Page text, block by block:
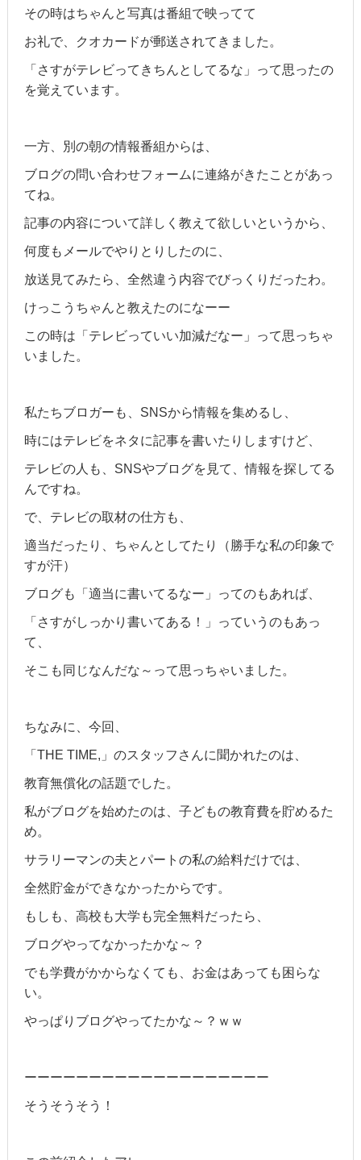
その時はちゃんと写真は番組で映ってて
お礼で、クオカードが郵送されてきました。
「さすがテレビってきちんとしてるな」って思ったの
を覚えています。
一方、別の朝の情報番組からは、
ブログの問い合わせフォームに連絡がきたことがあっ
てね。
記事の内容について詳しく教えて欲しいというから、
何度もメールでやりとりしたのに、
放送見てみたら、全然違う内容でびっくりだったわ。
けっこうちゃんと教えたのになーー
この時は「テレビっていい加減だなー」って思っちゃ
いました。
私たちブロガーも、SNSから情報を集めるし、
時にはテレビをネタに記事を書いたりしますけど、
テレビの人も、SNSやブログを見て、情報を探してる
んですね。
で、テレビの取材の仕方も、
適当だったり、ちゃんとしてたり（勝手な私の印象で
すが汗）
ブログも「適当に書いてるなー」ってのもあれば、
「さすがしっかり書いてある！」っていうのもあっ
て、
そこも同じなんだな～って思っちゃいました。
ちなみに、今回、
「THE TIME,」のスタッフさんに聞かれたのは、
教育無償化の話題でした。
私がブログを始めたのは、子どもの教育費を貯めるた
め。
サラリーマンの夫とパートの私の給料だけでは、
全然貯金ができなかったからです。
もしも、高校も大学も完全無料だったら、
ブログやってなかったかな～？
でも学費がかからなくても、お金はあっても困らな
い。
やっぱりブログやってたかな～？ｗｗ
ーーーーーーーーーーーーーーーーーーー
そうそうそう！